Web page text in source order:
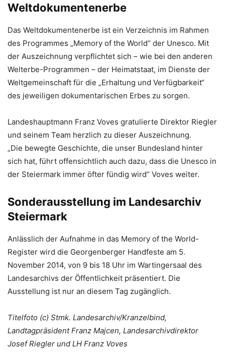
Weltdokumentenerbe
Das Weltdokumentenerbe ist ein Verzeichnis im Rahmen
des Programmes „Memory of the World“ der Unesco. Mit
der Auszeichnung verpflichtet sich – wie bei den anderen
Welterbe-Programmen – der Heimatstaat, im Dienste der
Weltgemeinschaft für die „Erhaltung und Verfügbarkeit“
des jeweiligen dokumentarischen Erbes zu sorgen.
Landeshauptmann Franz Voves gratulierte Direktor Riegler
und seinem Team herzlich zu dieser Auszeichnung.
„Die bewegte Geschichte, die unser Bundesland hinter
sich hat, führt offensichtlich auch dazu, dass die Unesco in
der Steiermark immer öfter fündig wird“ Voves weiter.
Sonderausstellung im Landesarchiv
Steiermark
Anlässlich der Aufnahme in das Memory of the World-
Register wird die Georgenberger Handfeste am 5.
November 2014, von 9 bis 18 Uhr im Wartingersaal des
Landesarchivs der Öffentlichkeit präsentiert. Die
Ausstellung ist nur an diesem Tag zugänglich.
Titelfoto (c) Stmk. Landesarchiv/Kranzelbind,
Landtagpräsident Franz Majcen, Landesarchivdirektor
Josef Riegler und LH Franz Voves